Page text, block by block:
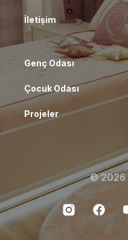
İletişim
Genç Odası
Çocuk Odası
Projeler
© 2026